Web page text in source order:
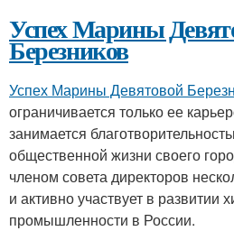
Успех Марины
Березников
Успех Марины Девятовой
ограничивается только ее
занимается
общественной жизни своего
членом совета директоров
и активно участвует в развитии
промышленности в России.